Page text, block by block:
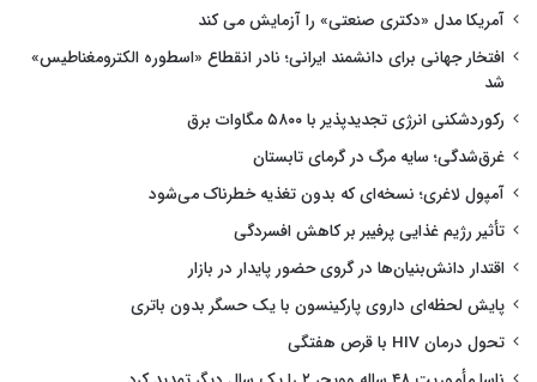
آمریکا مدل «دکتری صنعتی» را آزمایش می کند
افتخار جهانی برای دانشمند ایرانی؛ نادر انقطاع «اسطوره الکترومغناطیس»
شد
رکوردشکنی انرژی تجدیدپذیر با ۵۸۰۰ مگاوات برق
غرق‌شدگی؛ سایه مرگ در گرمای تابستان
آمپول لاغری؛ نسخه‌ای که بدون تغذیه خطرناک می‌شود
تأثیر رژیم غذایی پرفیبر بر کاهش افسردگی
اقتدار دانش‌بنیان‌ها در گروی حضور پایدار در بازار
پایش لحظه‌ای داروی پارکینسون با یک حسگر بدون باتری
تحول درمان HIV با قرص هفتگی